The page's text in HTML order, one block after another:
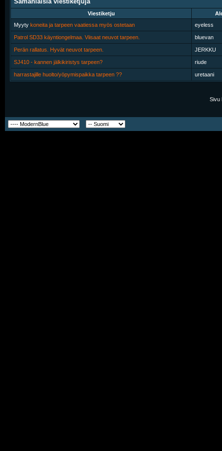
Viestiketju
Myyty koneita ja tarpeen vaatiessa myös ostetaan eyeless
Patrol SD33 käyntiongelmaa. Viisaat neuvot tarpeen. bluevan
Perän rallatus. Hyvät neuvot tarpeen. JERKKU
SJ410 - kannen jälkikiristys tarpeen? riude
harrastajille huolto/yöpymispaikka tarpeen ?? uretaani
Sivu